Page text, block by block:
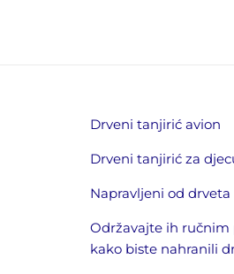
Drveni tanjirić avion
Drveni tanjirić za
Napravljeni od
Održavajte ih ručnim
kako biste nahranili